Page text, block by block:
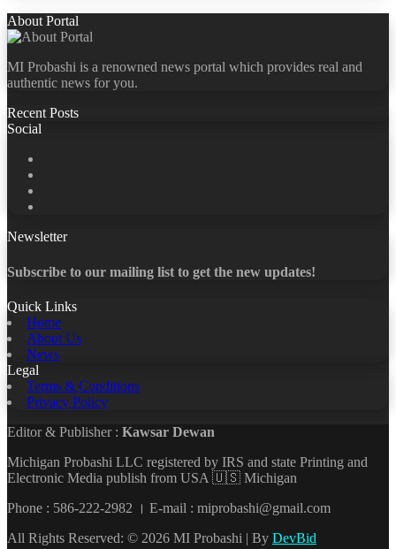
About Portal
MI Probashi is a renowned news portal which provides real and
authentic news for you.
Recent Posts
Social
Newsletter
Subscribe to our mailing list to get the new updates!
Quick Links
Home
About Us
News
Legal
Terms & Conditions
Privacy Policy
Editor & Publisher : Kawsar Dewan
Michigan Probashi LLC registered by IRS and state Printing and
Electronic Media publish from USA 🇺🇸 Michigan
Phone : 586-222-2982 । E-mail : miprobashi@gmail.com
All Rights Reserved: © 2026 MI Probashi | By DevBid